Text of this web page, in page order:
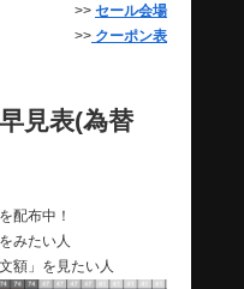
>> セール会場
>> クーポン表
見表(為替
配布中！
みたい人
額」を見たい人